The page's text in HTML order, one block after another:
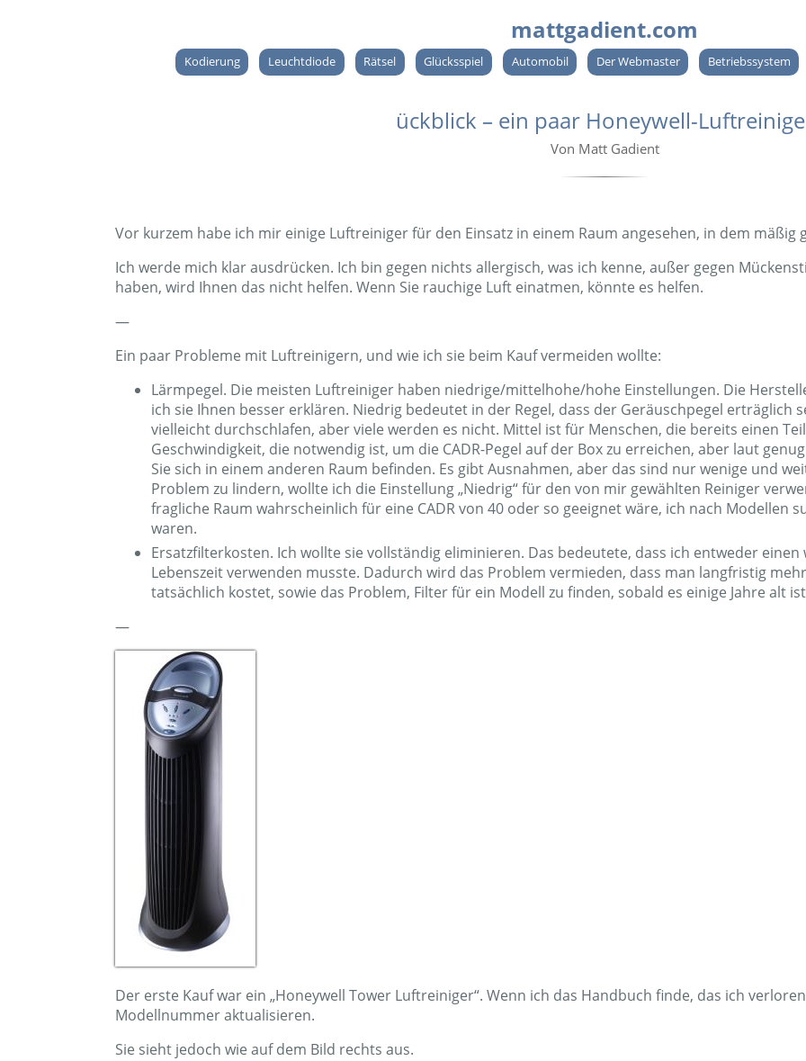
mattgadient.com
Kodierung Leuchtdiode Rätsel Glücksspiel Automobil Der Webmaster Betriebssystem
ückblick – ein paar Honeywell-
Von Matt Gadient
Vor kurzem habe ich mir einige Luftreiniger für den Einsatz in einem Raum angesehen, in dem mäßig
Ich werde mich klar ausdrücken. Ich bin gegen nichts allergisch, was ich kenne, außer gegen
haben, wird Ihnen das nicht helfen. Wenn Sie rauchige Luft einatmen, könnte es helfen.
—
Ein paar Probleme mit Luftreinigern, und wie ich sie beim Kauf vermeiden wollte:
Lärmpegel. Die meisten Luftreiniger haben niedrige/mittelhohe/hohe Einstellungen. Die
ich sie Ihnen besser erklären. Niedrig bedeutet in der Regel, dass der Geräuschpegel erträglich
vielleicht durchschlafen, aber viele werden es nicht. Mittel ist für Menschen, die bereits einen
Geschwindigkeit, die notwendig ist, um die CADR-Pegel auf der Box zu erreichen, aber laut
Sie sich in einem anderen Raum befinden. Es gibt Ausnahmen, aber das sind nur wenige und
Problem zu lindern, wollte ich die Einstellung „Niedrig“ für den von mir gewählten Reiniger
fragliche Raum wahrscheinlich für eine CADR von 40 oder so geeignet wäre, ich nach Modellen
waren.
Ersatzfilterkosten. Ich wollte sie vollständig eliminieren. Das bedeutete, dass ich entweder
Lebenszeit verwenden musste. Dadurch wird das Problem vermieden, dass man langfristig
tatsächlich kostet, sowie das Problem, Filter für ein Modell zu finden, sobald es einige Jahre alt
—
Der erste Kauf war ein „Honeywell Tower Luftreiniger“. Wenn ich das Handbuch finde, das ich
Modellnummer aktualisieren.
Sie sieht jedoch wie auf dem Bild rechts aus.